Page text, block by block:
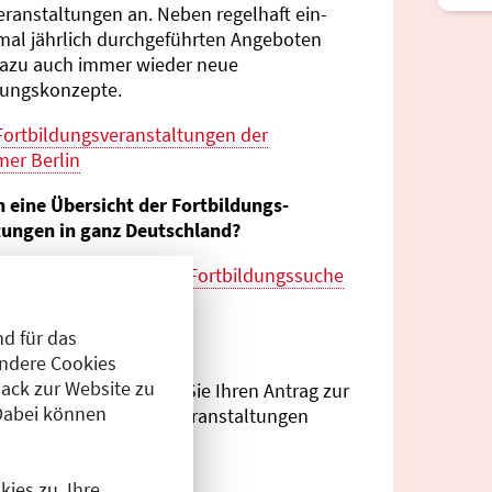
für das
Cookies
zur Website zu
können
an. Neben regelhaft ein-
jährlich durch­geführten Angeboten
auch immer wieder neue
der
Berlin
eine Übersicht der Fortbildungs­
in ganz Deutschland?
bundes­weiten Fortbildungs­suche
können Sie Ihren Antrag zur
von Fortbildungs­veranstaltungen